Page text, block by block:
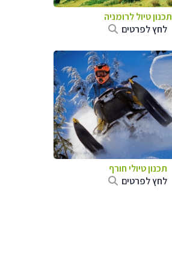
תכנון טיול לרומניה
לחץ לפרטים
תכנון טיולי חורף
לחץ לפרטים